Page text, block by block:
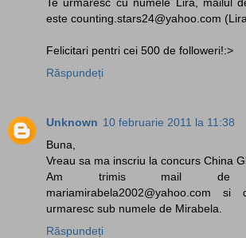
este counting.stars24@yahoo.com
Felicitari pentri cei 500 de followeri!:>
Răspundeți
Unknown 10 februarie 2011 la 11:38
Buna,
Vreau sa ma inscriu la concurs China
Am trimis mail de
mariamirabela2002@yahoo.com
urmaresc sub numele de Mirabela.
Răspundeți